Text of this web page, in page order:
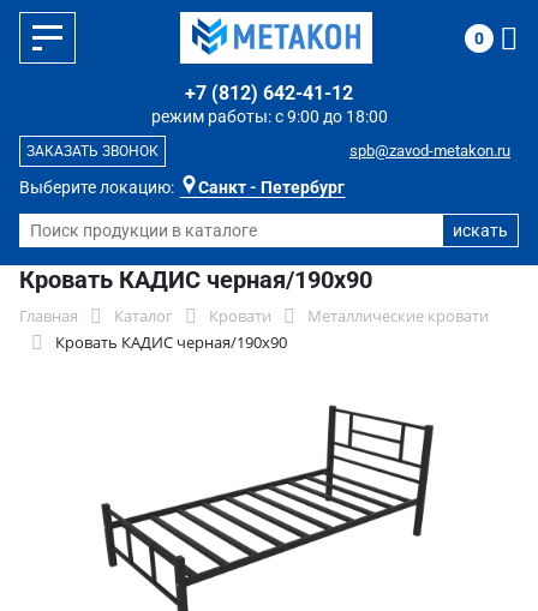
Выберите локацию: Санкт - Петербург
режим работы: с 9:00 до 18:00
+7 (812) 642-41-12
spb@zavod-metakon.ru
ЗАКАЗАТЬ ЗВОНОК
0
Кровать КАДИС черная/190х90
Главная Каталог Кровати
Металлические кровати
Кровать КАДИС черная/190х90